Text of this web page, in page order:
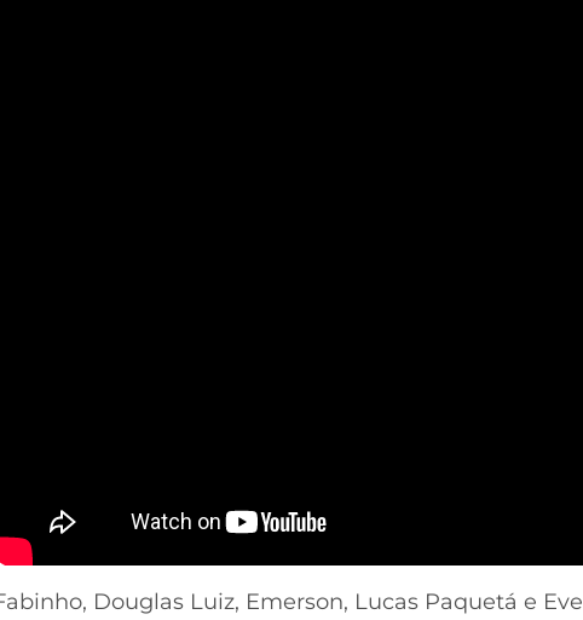
Douglas Luiz, Emerson, Lucas Paquetá e